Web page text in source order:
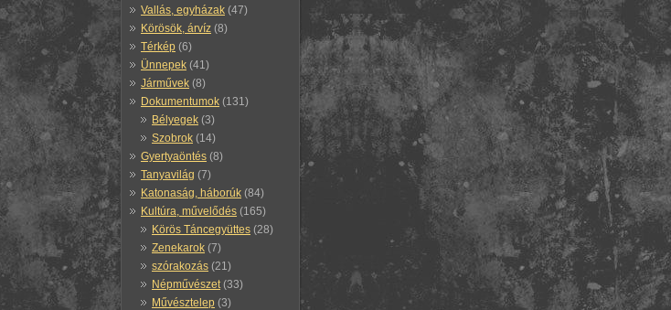
Vallás, egyházak (47)
Körösök, árvíz (8)
Térkép (6)
Ünnepek (41)
Járművek (8)
Dokumentumok (131)
Bélyegek (3)
Szobrok (14)
Gyertyaöntés (8)
Tanyavilág (7)
Katonaság, háborúk (84)
Kultúra, művelődés (165)
Körös Táncegyüttes (28)
Zenekarok (7)
szórakozás (21)
Népművészet(33)
Művésztelep (3)